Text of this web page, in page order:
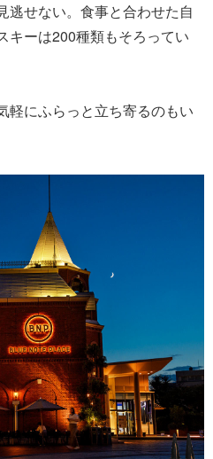
逃せない。食事と合わせた自
キーは200種類もそろってい
軽にふらっと立ち寄るのもい